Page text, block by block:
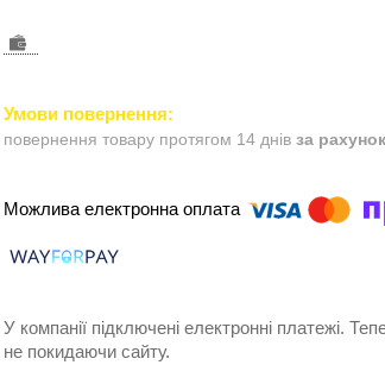
повернення товару протягом 14 днів за
У компанії підключені електронні платежі.
не покидаючи сайту.